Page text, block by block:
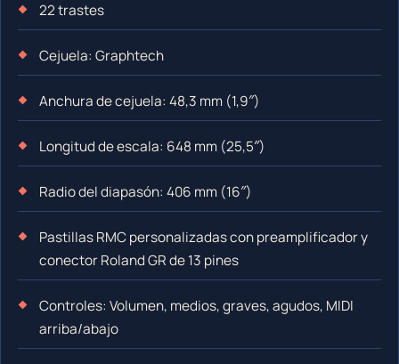
22 trastes
Cejuela: Graphtech
Anchura de cejuela: 48,3 mm (1,9″)
Longitud de escala: 648 mm (25,5″)
Radio del diapasón: 406 mm (16″)
Pastillas RMC personalizadas con preamplificador y
conector Roland GR de 13 pines
Controles: Volumen, medios, graves, agudos, MIDI
arriba/abajo